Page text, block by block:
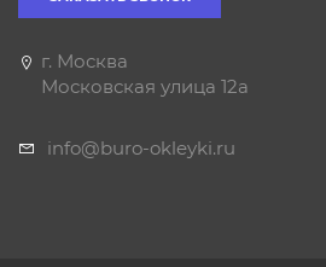
г. Москва
Московская улица 12а
info@buro-okleyki.ru